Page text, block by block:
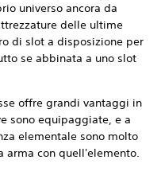
universo ancora da
delle ultime
di slot a disposizione per
se abbinata a uno slot
offre grandi vantaggi in
sono equipaggiate, e a
elementale sono molto
arma con quell'elemento.